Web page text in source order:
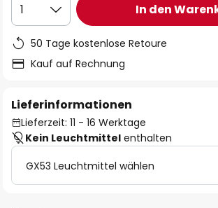
1 In den
50 Tage kostenlose Retoure
Kauf auf Rechnung
Lieferinformationen
Lieferzeit: 11 - 16 Werktage
Kein Leuchtmittel enthalten
GX53 Leuchtmittel wählen